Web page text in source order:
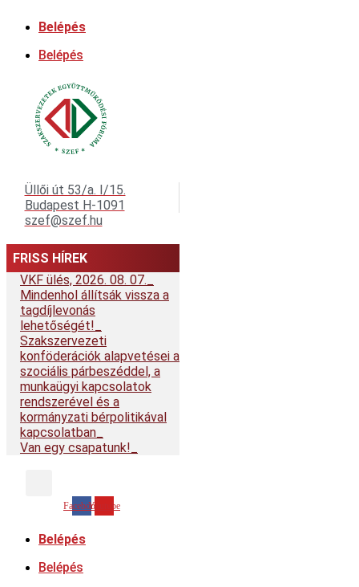
Belépés
Belépés
Üllői út 53/a. I/15.
Budapest H-1091
szef@szef.hu
FRISS HÍREK
VKF ülés, 2026. 08. 07.
Mindenhol állítsák vissza a
tagdíjlevonás
lehetőségét!
Szakszervezeti
konföderációk alapvetései a
szociális párbeszéddel, a
munkaügyi kapcsolatok
rendszerével és a
kormányzati bérpolitikával
kapcsolatban
Van egy csapatunk!
FacebookYoutube
Belépés
Belépés